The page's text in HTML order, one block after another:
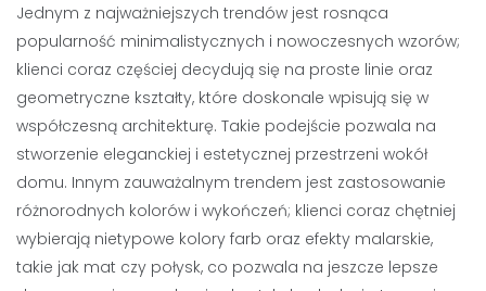
Jednym z najważniejszych trendów jest rosnąca
popularność minimalistycznych i nowoczesnych wzorów;
klienci coraz częściej decydują się na proste linie oraz
geometryczne kształty, które doskonale wpisują się w
współczesną architekturę. Takie podejście pozwala na
stworzenie eleganckiej i estetycznej przestrzeni wokół
domu. Innym zauważalnym trendem jest zastosowanie
różnorodnych kolorów i wykończeń; klienci coraz chętniej
wybierają nietypowe kolory farb oraz efekty malarskie,
takie jak mat czy połysk, co pozwala na jeszcze lepsze